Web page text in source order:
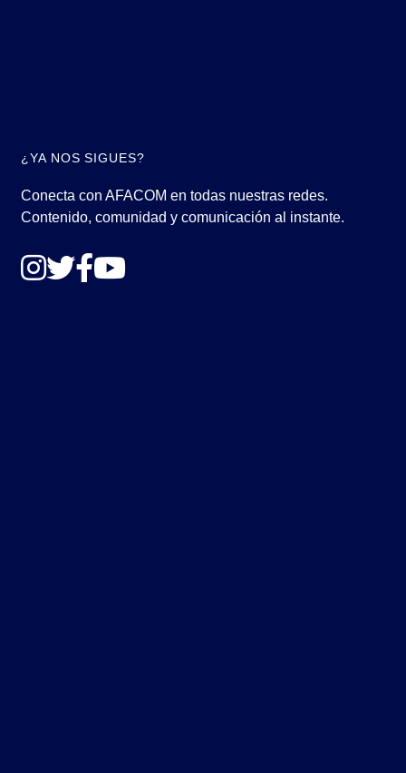
¿YA NOS SIGUES?
Conecta con AFACOM en todas nuestras redes.
Contenido, comunidad y comunicación al instante.